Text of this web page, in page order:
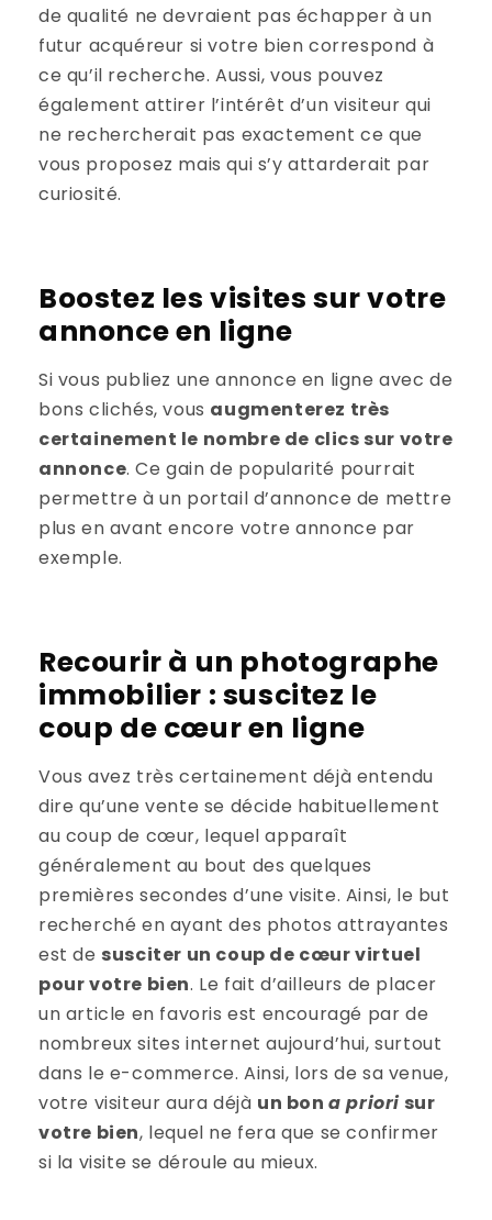
de qualité ne devraient pas échapper à un
futur acquéreur si votre bien correspond à
ce qu’il recherche. Aussi, vous pouvez
également attirer l’intérêt d’un visiteur qui
ne rechercherait pas exactement ce que
vous proposez mais qui s’y attarderait par
curiosité.
Boostez les visites sur votre
annonce en ligne
Si vous publiez une annonce en ligne avec de
bons clichés, vous augmenterez très
certainement le nombre de clics sur votre
annonce. Ce gain de popularité pourrait
permettre à un portail d’annonce de mettre
plus en avant encore votre annonce par
exemple.
Recourir à un photographe
immobilier : suscitez le
coup de cœur en ligne
Vous avez très certainement déjà entendu
dire qu’une vente se décide habituellement
au coup de cœur, lequel apparaît
généralement au bout des quelques
premières secondes d’une visite. Ainsi, le but
recherché en ayant des photos attrayantes
est de susciter un coup de cœur virtuel
pour votre bien. Le fait d’ailleurs de placer
un article en favoris est encouragé par de
nombreux sites internet aujourd’hui, surtout
dans le e-commerce. Ainsi, lors de sa venue,
votre visiteur aura déjà un bona priori sur
votre bien, lequel ne fera que se confirmer
si la visite se déroule au mieux.